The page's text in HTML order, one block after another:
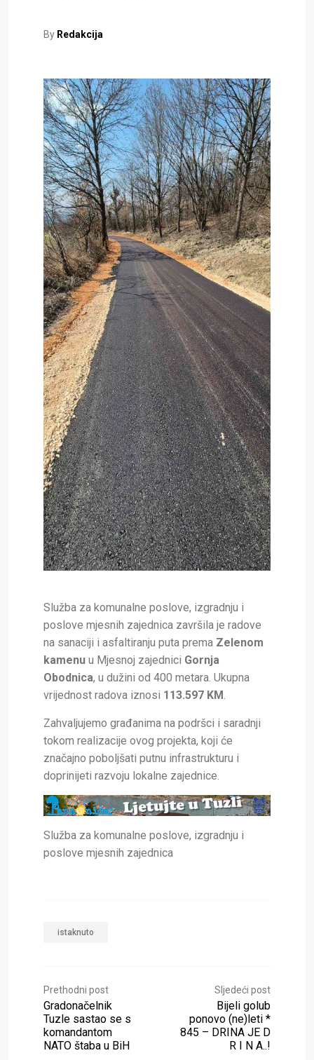
By Redakcija
Služba za komunalne poslove, izgradnju i
poslove mjesnih zajednica završila je radove
na sanaciji i asfaltiranju puta prema Zelenom
kamenu u Mjesnoj zajednici Gornja
Obodnica, u dužini od 400 metara. Ukupna
vrijednost radova iznosi 113.597 KM
Zahvaljujemo građanima na podršci i saradnji
tokom realizacije ovog projekta, koji će
značajno poboljšati putnu infrastrukturu i
doprinijeti razvoju lokalne zajednice.
Služba za komunalne poslove, izgradnju i
poslove mjesnih zajednica
istaknuto
Prethodni post
Gradonačelnik
Tuzle sastao se s
komandantom
NATO štaba u BiH
Sljedeći post
Bijeli golub
ponovo (ne)leti *
845 – DRINA JE D
R I N A..!